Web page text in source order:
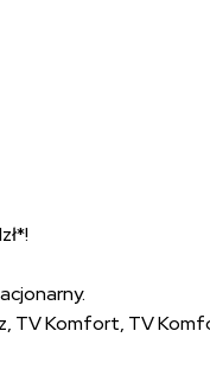
TV Komfort, TV